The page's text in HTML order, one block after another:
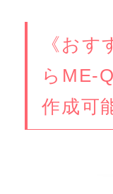
《お
らME-
作成可